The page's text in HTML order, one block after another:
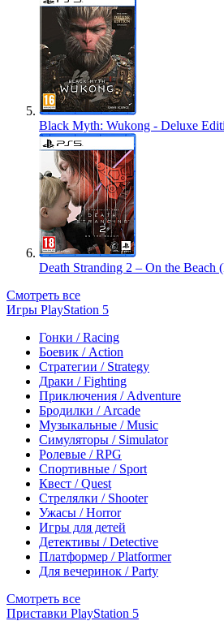
Black Myth: Wukong - Deluxe
Death Stranding 2 – On the Beach
Смотреть все
Игры PlayStation 5
Гонки / Racing
Боевик / Action
Стратегии / Strategy
Драки / Fighting
Приключения / Adventure
Бродилки / Arcade
Музыкальные / Music
Симуляторы / Simulator
Ролевые / RPG
Спортивные / Sport
Квест / Quest
Стрелялки / Shooter
Ужасы / Horror
Игры для детей
Детективы / Detective
Платформер / Platformer
Для вечеринок / Party
Смотреть все
Приставки PlayStation 5